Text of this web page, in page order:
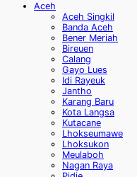
Aceh
Aceh Singkil
Banda Aceh
Bener Meriah
Bireuen
Calang
Gayo Lues
Idi Rayeuk
Jantho
Karang Baru
Kota Langsa
Kutacane
Lhokseumawe
Lhoksukon
Meulaboh
Nagan Raya